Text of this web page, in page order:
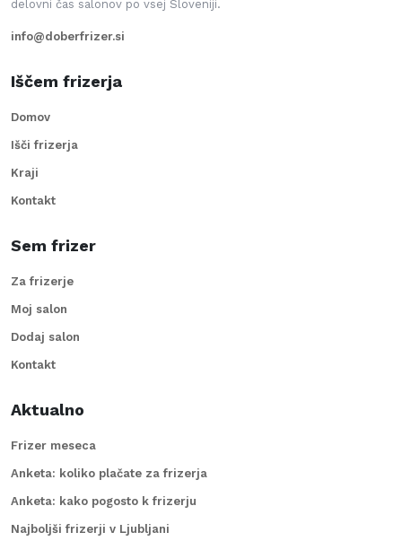
delovni čas salonov po vsej Sloveniji.
info@doberfrizer.si
Iščem frizerja
Domov
Išči frizerja
Kraji
Kontakt
Sem frizer
Za frizerje
Moj salon
Dodaj salon
Kontakt
Aktualno
Frizer meseca
Anketa: koliko plačate za frizerja
Anketa: kako pogosto k frizerju
Najboljši frizerji v Ljubljani